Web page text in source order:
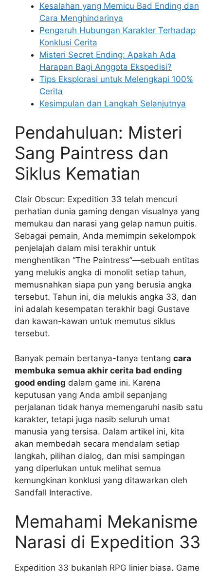
Kesalahan yang Memicu Bad Ending dan
Cara Menghindarinya
Pengaruh Hubungan Karakter Terhadap
Konklusi Cerita
Misteri Secret Ending: Apakah Ada
Harapan Bagi Anggota Ekspedisi?
Tips Eksplorasi untuk Melengkapi 100%
Cerita
Kesimpulan dan Langkah Selanjutnya
Pendahuluan: Misteri
Sang Paintress dan
Siklus Kematian
Clair Obscur: Expedition 33 telah mencuri
perhatian dunia gaming dengan visualnya yang
memukau dan narasi yang gelap namun puitis.
Sebagai pemain, Anda memimpin sekelompok
penjelajah dalam misi terakhir untuk
menghentikan “The Paintress”—sebuah entitas
yang melukis angka di monolit setiap tahun,
memusnahkan siapa pun yang berusia angka
tersebut. Tahun ini, dia melukis angka 33, dan
ini adalah kesempatan terakhir bagi Gustave
dan kawan-kawan untuk memutus siklus
tersebut.
Banyak pemain bertanya-tanya tentang cara
membuka semua akhir cerita bad ending
good ending dalam game ini. Karena
keputusan yang Anda ambil sepanjang
perjalanan tidak hanya memengaruhi nasib satu
karakter, tetapi juga nasib seluruh umat
manusia yang tersisa. Dalam artikel ini, kita
akan membedah secara mendalam setiap
langkah, pilihan dialog, dan misi sampingan
yang diperlukan untuk melihat semua
kemungkinan konklusi yang ditawarkan oleh
Sandfall Interactive.
Memahami Mekanisme
Narasi di Expedition 33
Expedition 33 bukanlah RPG linier biasa. Game